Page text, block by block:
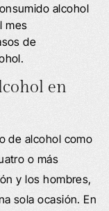
alcohol
mes
de
en
de alcohol como
o más
y los hombres,
sola ocasión. En